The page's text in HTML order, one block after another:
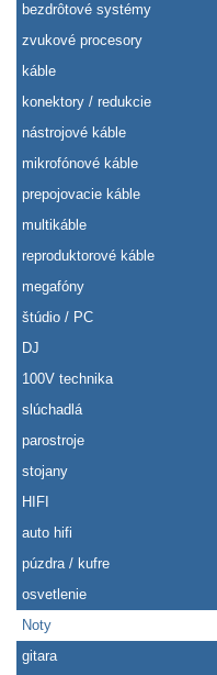
bezdrôtové systémy
zvukové procesory
káble
konektory / redukcie
nástrojové káble
mikrofónové káble
prepojovacie káble
multikáble
reproduktorové káble
megafóny
štúdio / PC
DJ
100V technika
slúchadlá
parostroje
stojany
HIFI
auto hifi
púzdra / kufre
osvetlenie
Noty
gitara